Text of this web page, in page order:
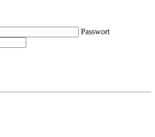
Passwort